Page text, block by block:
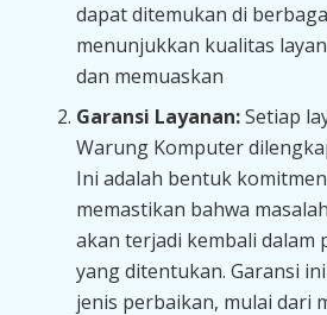
dapat ditemukan di
menunjukkan kualitas
dan memuaskan
Garansi Layanan:Setiap
Warung Komputer
Ini adalah bentuk
memastikan bahwa
akan terjadi kembali dalam
yang ditentukan. Garansi
jenis perbaikan, mulai dari